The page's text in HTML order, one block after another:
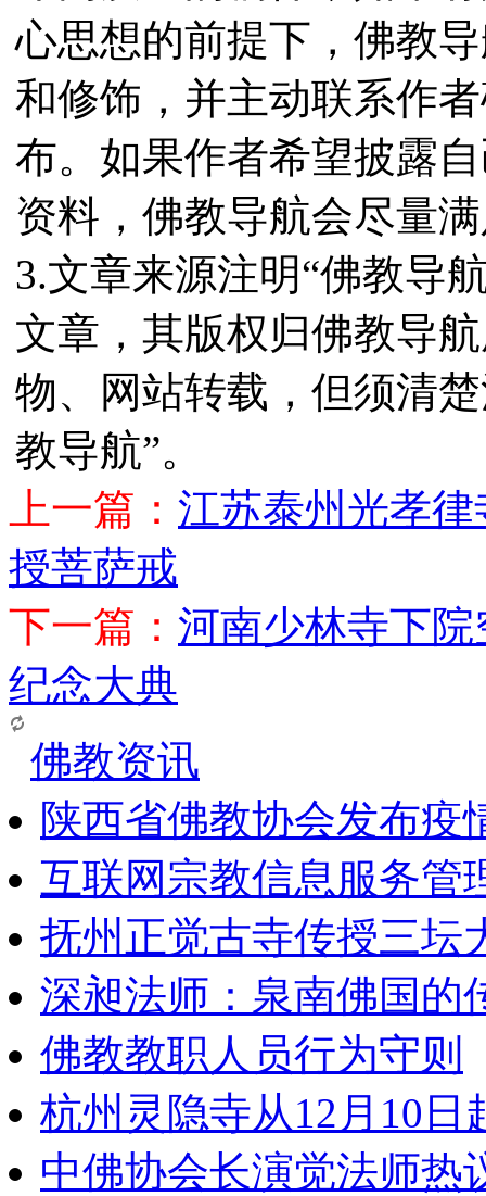
心思想的前提下，佛教
和修饰，并主动联系作
布。如果作者希望披露
资料，佛教导航会尽量
3.文章来源注明“佛教导
文章，其版权归佛教导
物、网站转载，但须清
教导航”。
上一篇： 江苏泰州光孝
授菩萨戒
下一篇： 河南少林寺下
纪念大典
佛教资讯
陕西省佛教协会发布疫
互联网宗教信息服务管
抚州正觉古寺传授三坛
深昶法师：泉南佛国的
佛教教职人员行为守则
杭州灵隐寺从12月10日
中佛协会长演觉法师热